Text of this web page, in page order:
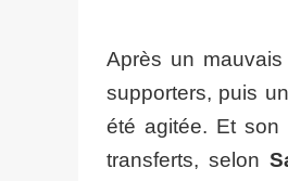
Après un
supporters, puis
été agitée. Et son
transferts, selon